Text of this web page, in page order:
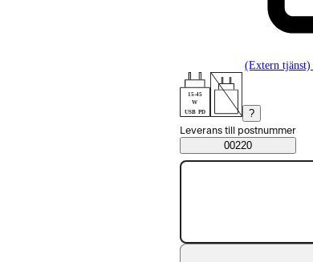
(Extern
15-45
W
USB PD
?
Saatavuustiedot
Välj beställningssätt
Leverans till postnummer
00220